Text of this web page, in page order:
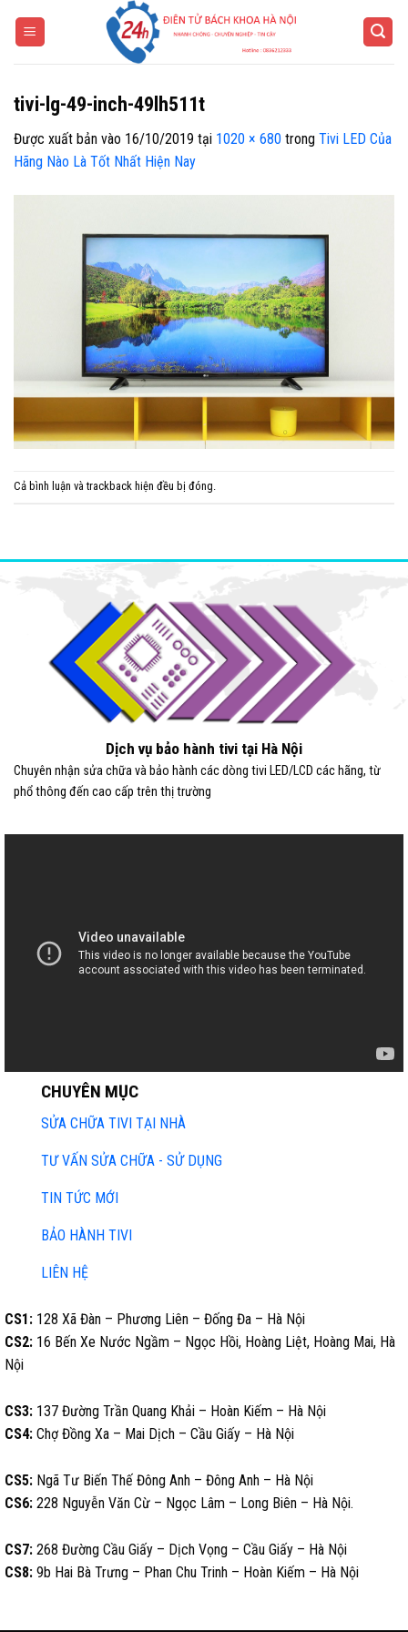
tivi-lg-49-inch-49lh511t
Được xuất bản vào 16/10/2019 tại 1020 × 680 trong Tivi LED Của
Hãng Nào Là Tốt Nhất Hiện Nay
Cả bình luận và trackback hiện đều bị đóng.
Dịch vụ bảo hành tivi tại Hà Nội
Chuyên nhận sửa chữa và bảo hành các dòng tivi LED/LCD các hãng, từ
phổ thông đến cao cấp trên thị trường
CHUYÊN MỤC
SỬA CHỮA TIVI TẠI NHÀ
TƯ VẤN SỬA CHỮA - SỬ DỤNG
TIN TỨC MỚI
BẢO HÀNH TIVI
LIÊN HỆ
CS1: 128 Xã Đàn – Phương Liên – Đống Đa – Hà Nội
CS2: 16 Bến Xe Nước Ngầm – Ngọc Hồi, Hoàng Liệt, Hoàng Mai, Hà
Nội
CS3: 137 Đường Trần Quang Khải – Hoàn Kiếm – Hà Nội
CS4: Chợ Đồng Xa – Mai Dịch – Cầu Giấy – Hà Nội
CS5: Ngã Tư Biến Thế Đông Anh – Đông Anh – Hà Nội
CS6: 228 Nguyễn Văn Cừ – Ngọc Lâm – Long Biên – Hà Nội.
CS7: 268 Đường Cầu Giấy – Dịch Vọng – Cầu Giấy – Hà Nội
CS8: 9b Hai Bà Trưng – Phan Chu Trinh – Hoàn Kiếm – Hà Nội